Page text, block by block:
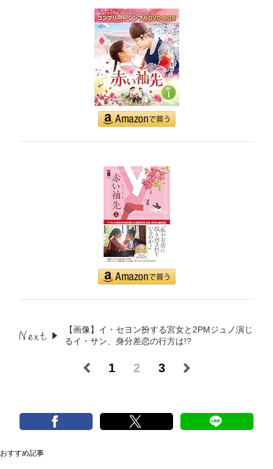
【画像】イ・セヨン扮する宮女と2PMジュノ演じ
るイ・サン、身分差恋の行方は!?
1 2 3
おすすめ記事